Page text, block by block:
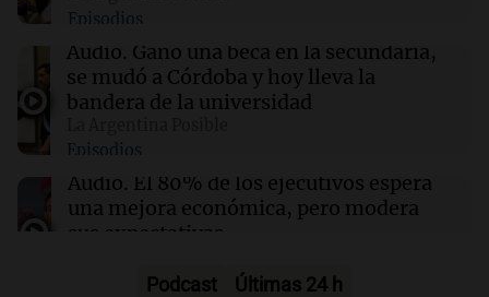
14:28 Política y Economía
El 80% de los ejecutivos espera una mejora
económica, pero modera sus expectativas
Ganó una beca en la secundaria, se mudó a
Córdoba y hoy lleva la bandera de la
universidad
Episodios
Audio. Ganó una beca en la secundaria,
se mudó a Córdoba y hoy lleva la
bandera de la universidad
Episodios
Audio. El 80% de los ejecutivos espera
una mejora económica, pero modera
sus expectativas
Podcast Últimas 24 h